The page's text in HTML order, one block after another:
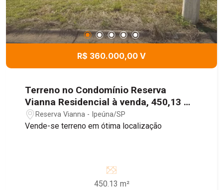
R$ 360.000,00 V
Terreno no Condomínio Reserva
Vianna Residencial à venda, 450,13 m²
- Ipeúna/SP
Reserva Vianna - Ipeúna/SP
Vende-se terreno em ótima localização
450.13 m²